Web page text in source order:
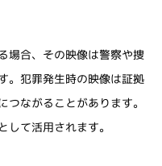
場合、その映像は警察や捜
。犯罪発生時の映像は証拠
ながることがあります。
て活用されます。